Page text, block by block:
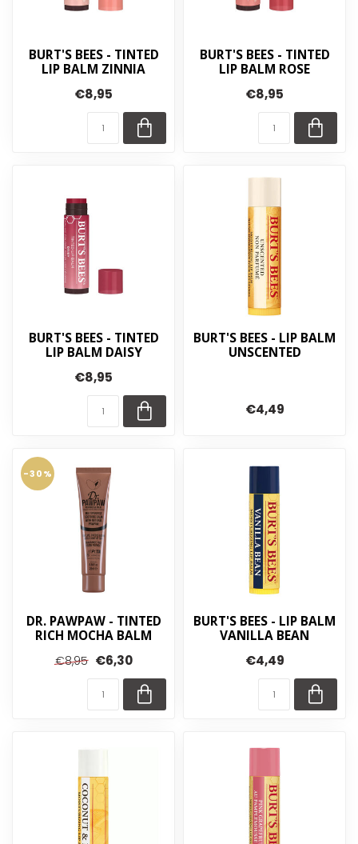
BURT'S BEES - TINTED
LIP BALM ZINNIA
€8,95
BURT'S BEES - TINTED
LIP BALM ROSE
€8,95
BURT'S BEES - TINTED
LIP BALM DAISY
€8,95
BURT'S BEES - LIP BALM
UNSCENTED
€4,49
-30%
DR. PAWPAW - TINTED
RICH MOCHA BALM
€8,95 €6,30
BURT'S BEES - LIP BALM
VANILLA BEAN
€4,49